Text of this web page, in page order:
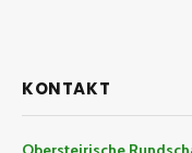
KONTAKT